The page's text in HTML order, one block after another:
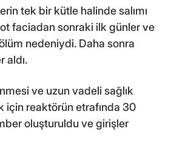
tek bir kütle halinde salımı
faciadan sonraki ilk günler ve
nedeniydi. Daha sonra
aldı.
ve uzun vadeli sağlık
için reaktörün etrafında 30
oluşturuldu ve girişler